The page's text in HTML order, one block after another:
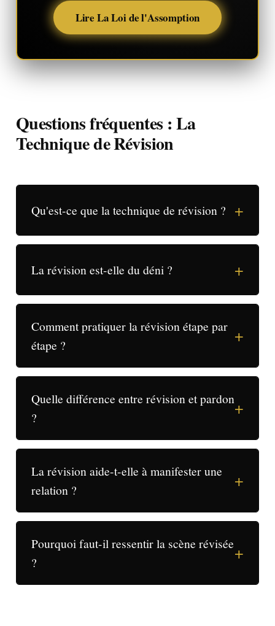
Lire La Loi de l'Assomption
Questions fréquentes : La
Technique de Révision
Qu'est-ce que la technique de révision ? +
La révision est-elle du déni ? +
Comment pratiquer la révision étape par
étape ?
+
Quelle différence entre révision et pardon
?
+
La révision aide-t-elle à manifester une
relation ?
+
Pourquoi faut-il ressentir la scène révisée
?
+